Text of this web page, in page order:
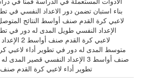
بناء استبان تضمن دور الاعداد النفسي في
الإعداد النفسي طويل المدى له دور في
لاعبي كرة القدم
متوسط المدى له دور في تطوير أداء لاعبي
صنف أواسط 3 الإعداد النفسي قصير
تطوير أداء لاعبي كرة القدم